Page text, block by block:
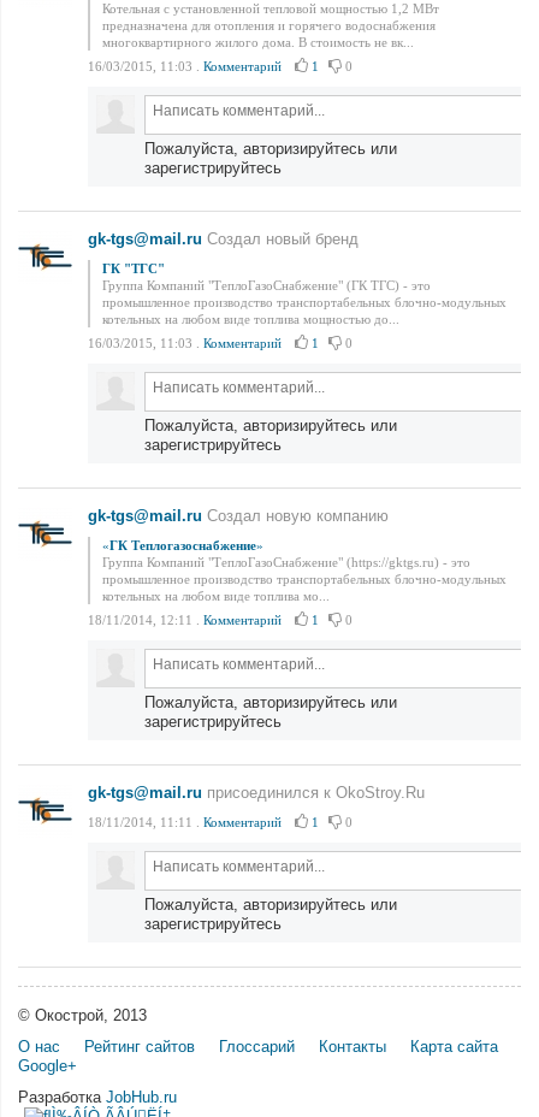
Котельная с установленной тепловой мощностью 1,2 МВт
предназначена для отопления и горячего водоснабжения
многоквартирного жилого дома. В стоимость не вк...
16/03/2015, 11:03
Комментарий 1 0
Пожалуйста, авторизируйтесь или
зарегистрируйтесь
gk-tgs@mail.ru Создал новый бренд
ГК "ТГС"
Группа Компаний "ТеплоГазоСнабжение" (ГК ТГС) - это
промышленное производство транспортабельных блочно-модульных
котельных на любом виде топлива мощностью до...
16/03/2015, 11:03
Комментарий 1 0
Пожалуйста, авторизируйтесь или
зарегистрируйтесь
gk-tgs@mail.ru Создал новую компанию
«ГК Теплогазоснабжение»
Группа Компаний "ТеплоГазоСнабжение" (https://gktgs.ru) - это
промышленное производство транспортабельных блочно-модульных
котельных на любом виде топлива мо...
18/11/2014, 12:11
Комментарий 1 0
Пожалуйста, авторизируйтесь или
зарегистрируйтесь
gk-tgs@mail.ru присоединился к OkoStroy.Ru
18/11/2014, 11:11 Комментарий 1 0
Пожалуйста, авторизируйтесь или
зарегистрируйтесь
© Окострой, 2013
О нас
Рейтинг сайтов Глоссарий Контакты
Карта сайта
Google+
Разработка JobHub.ru